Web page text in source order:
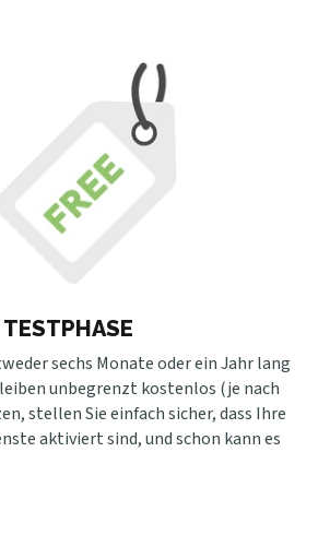
sechs Monate oder ein Jahr lang
unbegrenzt kostenlos (je nach
stellen Sie einfach sicher, dass Ihre
aktiviert sind, und schon kann es